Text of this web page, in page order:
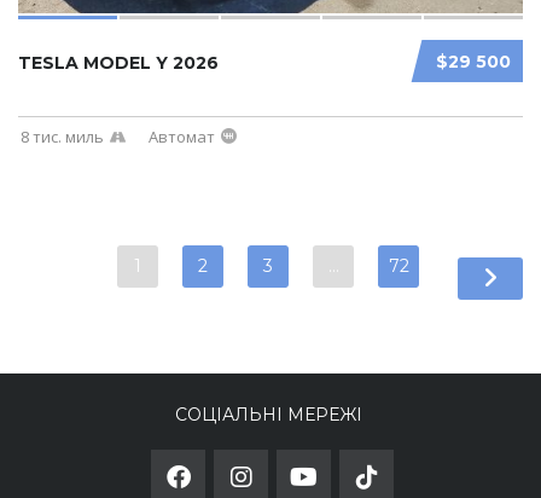
$29 500
TESLA MODEL Y 2026
8 тис. миль Автомат
1 2 3 … 72
СОЦІАЛЬНІ МЕРЕЖІ